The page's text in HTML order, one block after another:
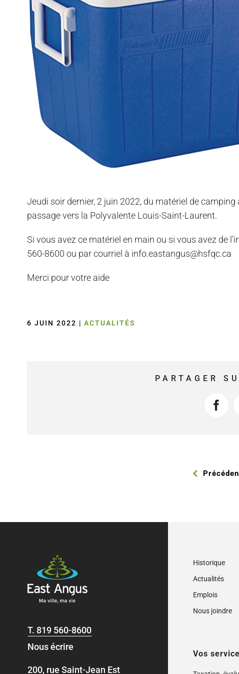
Jeudi soir dernier, 2 juin 2022, du matériel de
passage vers la Polyvalente Louis-Saint-Laurent.
Si vous avez ce matériel en main ou si vous avez de
560-8600 ou par courriel à info.eastangus@hsfqc.ca
Merci pour votre aide
6 JUIN 2022 | ACTUALITÉS
PARTAGER
T. 819 560-8600
Nous écrire
200, rue Saint-Jean Est
Historique
Actualités
Emplois
Nous joindre
Vos